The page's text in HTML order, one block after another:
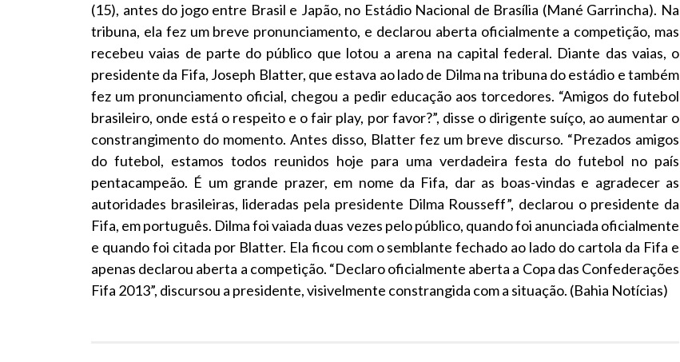
(15), antes do jogo entre Brasil e Japão, no Estádio Nacional de Brasília (Mané Garrincha). Na
tribuna, ela fez um breve pronunciamento, e declarou aberta oficialmente a competição, mas
recebeu vaias de parte do público que lotou a arena na capital federal. Diante das vaias, o
presidente da Fifa, Joseph Blatter, que estava ao lado de Dilma na tribuna do estádio e também
fez um pronunciamento oficial, chegou a pedir educação aos torcedores. “Amigos do futebol
brasileiro, onde está o respeito e o fair play, por favor?”, disse o dirigente suíço, ao aumentar o
constrangimento do momento. Antes disso, Blatter fez um breve discurso. “Prezados amigos
do futebol, estamos todos reunidos hoje para uma verdadeira festa do futebol no país
pentacampeão. É um grande prazer, em nome da Fifa, dar as boas-vindas e agradecer as
autoridades brasileiras, lideradas pela presidente Dilma Rousseff”, declarou o presidente da
Fifa, em português. Dilma foi vaiada duas vezes pelo público, quando foi anunciada oficialmente
e quando foi citada por Blatter. Ela ficou com o semblante fechado ao lado do cartola da Fifa e
apenas declarou aberta a competição. “Declaro oficialmente aberta a Copa das Confederações
Fifa 2013”, discursou a presidente, visivelmente constrangida com a situação. (Bahia Notícias)